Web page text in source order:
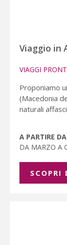
Viaggio in
VIAGGI
Proponiamo
(Macedonia
naturali
A PARTIRE
DA MARZO A
SCOPRI